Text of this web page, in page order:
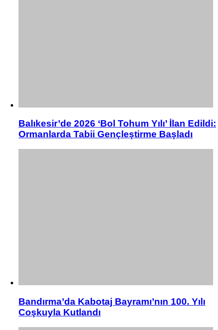
Balıkesir’de 2026 ‘Bol Tohum Yılı’ İlan Edildi:
Ormanlarda Tabii Gençleştirme Başladı
Bandırma’da Kabotaj Bayramı’nın 100. Yılı
Coşkuyla Kutlandı